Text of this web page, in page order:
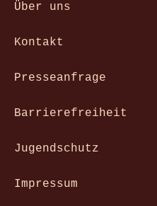
Über uns
Kontakt
Presseanfrage
Barrierefreiheit
Jugendschutz
Impressum